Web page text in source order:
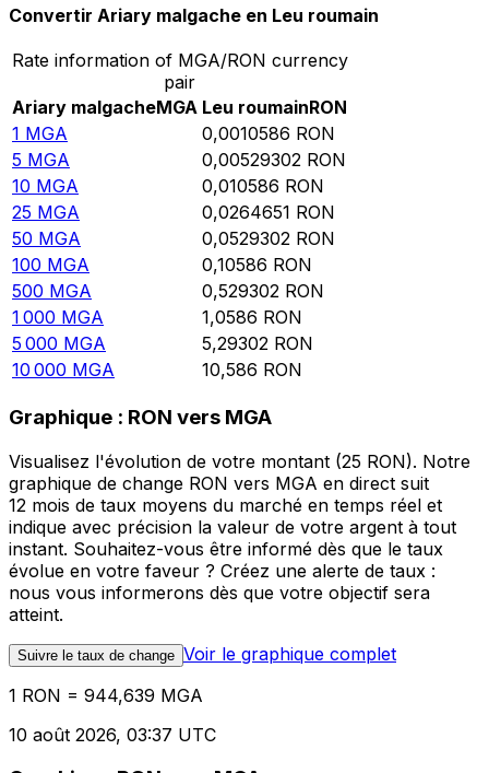
Convertir Ariary malgache en Leu roumain
Rate information of MGA/RON currency
pair
Ariary malgacheMGA Leu roumainRON
1 MGA 0,0010586 RON
5 MGA 0,00529302 RON
10 MGA 0,010586 RON
25 MGA 0,0264651 RON
50 MGA 0,0529302 RON
100 MGA 0,10586 RON
500 MGA 0,529302 RON
1 000 MGA 1,0586 RON
5 000 MGA 5,29302 RON
10 000 MGA 10,586 RON
Graphique : RON vers MGA
Visualisez l'évolution de votre montant (25 RON). Notre
graphique de change RON vers MGA en direct suit
12 mois de taux moyens du marché en temps réel et
indique avec précision la valeur de votre argent à tout
instant. Souhaitez-vous être informé dès que le taux
évolue en votre faveur ? Créez une alerte de taux :
nous vous informerons dès que votre objectif sera
atteint.
Suivre le taux de change Voir le graphique complet
1 RON = 944,639 MGA
10 août 2026, 03:37 UTC